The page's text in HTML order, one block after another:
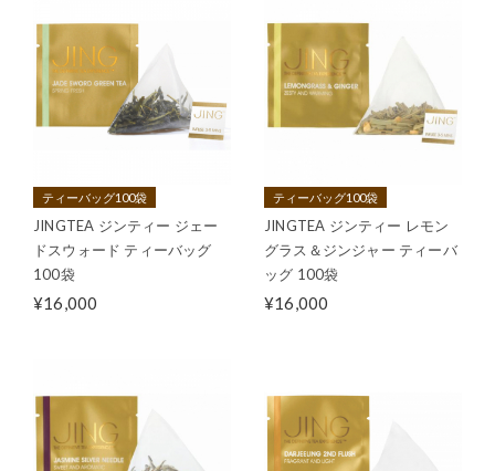
ティーバッグ100袋
JINGTEA ジンティー ジェー
ドスウォード ティーバッグ
100袋
¥16,000
ティーバッグ100袋
JINGTEA ジンティー レモン
グラス＆ジンジャー ティーバ
ッグ 100袋
¥16,000